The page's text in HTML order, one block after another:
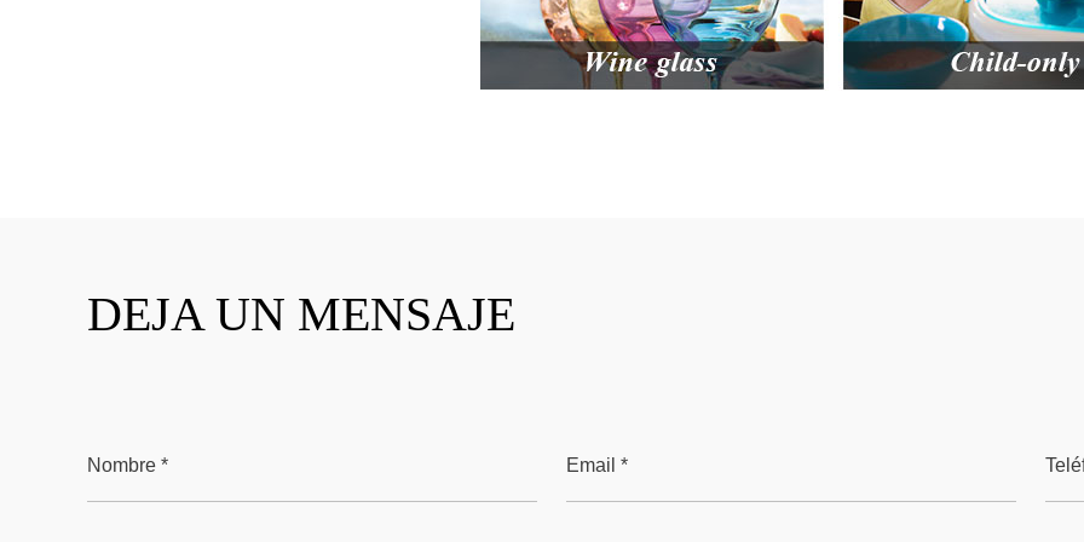
DEJA UN MENSAJE
Nombre * Email *